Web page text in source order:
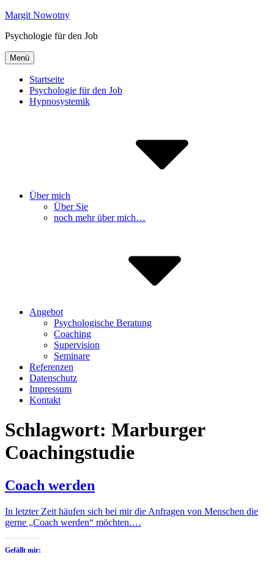
Inhalte
Margit Nowotny
Psychologie für den Job
Menü
Startseite
Psychologie für den Job
Hypnosystemik
Über mich
Über Sie
noch mehr über mich…
Angebot
Psychologische Beratung
Coaching
Supervision
Seminare
Referenzen
Datenschutz
Impressum
Kontakt
Schlagwort: Marburger
Coachingstudie
Coach werden
In letzter Zeit häufen sich bei mir die Anfragen von Menschen die
gerne „Coach werden“ möchten.…
Gefällt mir: